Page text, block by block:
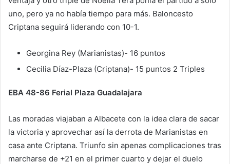
uno, pero ya no había tiempo para más. Baloncesto
Criptana seguirá liderando con 10-1.
Georgina Rey (Marianistas)- 16 puntos
Cecilia Díaz-Plaza (Criptana)- 15 puntos 2 Triples
EBA 48-86 Ferial Plaza Guadalajara
Las moradas viajaban a Albacete con la idea clara de sacar
la victoria y aprovechar así la derrota de Marianistas en
casa ante Criptana. Triunfo sin apenas complicaciones tras
marcharse de +21 en el primer cuarto y dejar el duelo